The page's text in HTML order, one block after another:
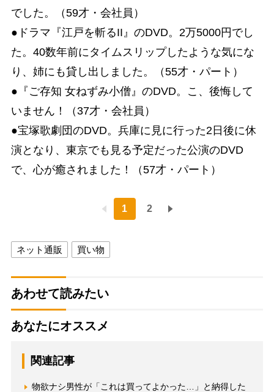
でした。（59才・会社員）
●ドラマ『江戸を斬るII』のDVD。2万5000円でし
た。40数年前にタイムスリップしたような気にな
り、姉にも貸し出しました。（55才・パート）
●『ご存知 女ねずみ小僧』のDVD。こ、後悔して
いません！（37才・会社員）
●宝塚歌劇団のDVD。兵庫に見に行った2日後に休
演となり、東京でも見る予定だった公演のDVD
で、心が癒されました！（57才・パート）
1 2
ネット通販 買い物
あわせて読みたい
あなたにオススメ
関連記事
物欲ナシ男性が「これは買ってよかった…」と納得した